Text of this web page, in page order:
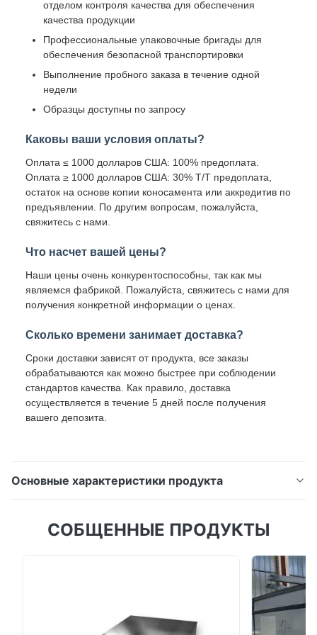
отделом контроля качества для обеспечения
качества продукции
Профессиональные упаковочные бригады для
обеспечения безопасной транспортировки
Выполнение пробного заказа в течение одной
недели
Образцы доступны по запросу
Каковы ваши условия оплаты?
Оплата ≤ 1000 долларов США: 100% предоплата.
Оплата ≥ 1000 долларов США: 30% T/T предоплата,
остаток на основе копии коносамента или аккредитив по
предъявлении. По другим вопросам, пожалуйста,
свяжитесь с нами.
Что насчет вашей цены?
Наши цены очень конкурентоспособны, так как мы
являемся фабрикой. Пожалуйста, свяжитесь с нами для
получения конкретной информации о ценах.
Сколько времени занимает доставка?
Сроки доставки зависят от продукта, все заказы
обрабатываются как можно быстрее при соблюдении
стандартов качества. Как правило, доставка
осуществляется в течение 5 дней после получения
вашего депозита.
Основные характеристики продукта
покрытием высшего качества для контейнерных
высококачественный продукт из стали с цветным
покрытием, предназначенный для различных
СОБЩЕННЫЕ ПРОДУКТЫ